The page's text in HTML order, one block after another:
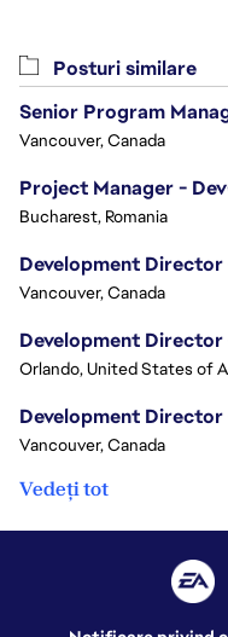
Posturi similare
Senior Program
Vancouver, Canada
Project Manager -
Bucharest, Romania
Development Director
Vancouver, Canada
Development
Orlando, United States of
Development Director
Vancouver, Canada
Vedeți tot